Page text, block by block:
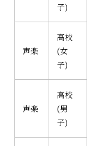
子)
声楽
高校
(女
子)
声楽
高校
(男
子)